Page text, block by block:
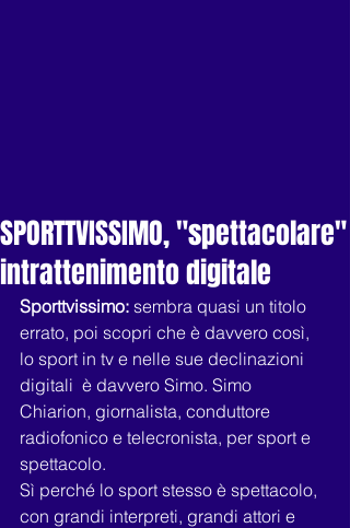
SPORTTVISSIMO, "spettacolare"
intrattenimento digitale
Sporttvissimo: sembra quasi un titolo
errato, poi scopri che è davvero così,
lo sport in tv e nelle sue declinazioni
digitali  è davvero Simo. Simo
Chiarion, giornalista, conduttore
radiofonico e telecronista, per sport e
spettacolo.
Sì perché lo sport stesso è spettacolo,
con grandi interpreti, grandi attori e